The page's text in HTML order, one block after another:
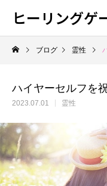
ヒーリングゲ
ブログ 霊性
ハイヤーセルフを
2023.07.01 霊性